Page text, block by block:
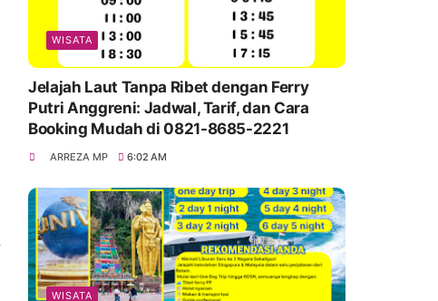
WISATA
Jelajah Laut Tanpa Ribet dengan Ferry
Putri Anggreni: Jadwal, Tarif, dan Cara
Booking Mudah di 0821-8685-2221
ARREZA MP 6:02 AM
WISATA